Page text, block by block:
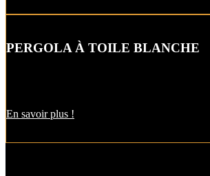
PERGOLA À TOILE BLANCHE
En savoir plus !